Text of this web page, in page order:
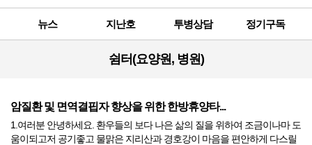
뉴스 지난호 투병상담 정기구독
쉼터(요양원, 병원)
암질환 및 면역결핍자 향상을 위한 한방휴양타...
1.여러분 안녕하세요. 환우들의 보다 나은 삶의 질을 위하여 조금이나마 도
움이되고저 공기좋고 물맑은 지리산과 경호강이 마음을 편안하게 다스릴